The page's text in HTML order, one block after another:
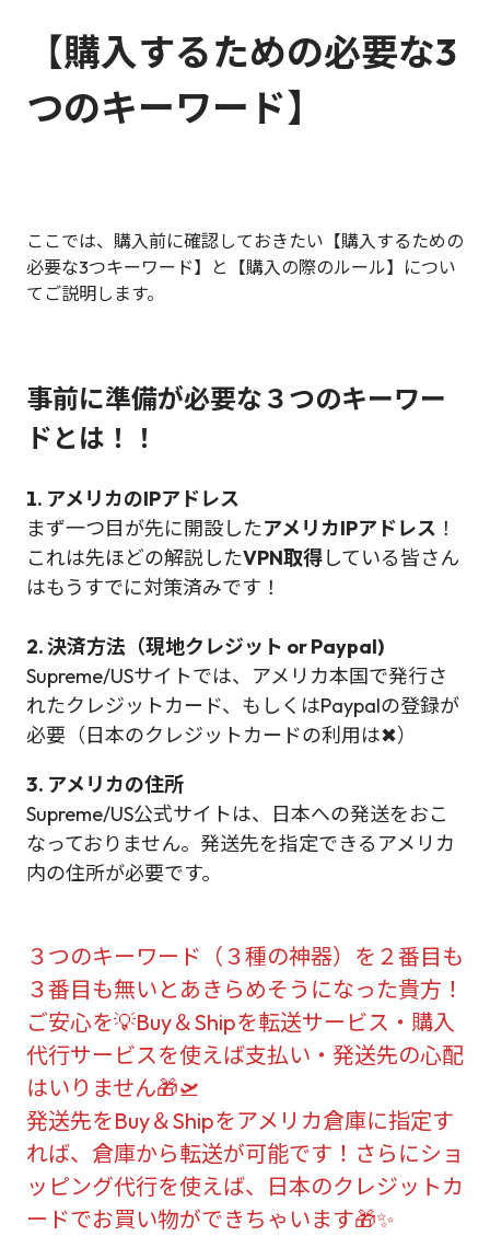
【購入するための必要な3
つのキーワード】
ここでは、購入前に確認しておきたい【購入するための
必要な3つキーワード】と【購入の際のルール】につい
てご説明します。
事前に準備が必要な３つのキーワー
ドとは！！
1. アメリカのIPアドレス
まず一つ目が先に開設したアメリカIPアドレス ！
これは先ほどの解説したVPN取得している皆さん
はもうすでに対策済みです！
2. 決済方法（現地クレジット or Paypal)
Supreme/USサイトでは、アメリカ本国で発行さ
れたクレジットカード、もしくはPaypalの登録が
必要（日本のクレジットカードの利用は✖）
3. アメリカの住所
Supreme/US公式サイトは、日本への発送をおこ
なっておりません。発送先を指定できるアメリカ
内の住所が必要です。
３つのキーワード（３種の神器）を２番目も
３番目も無いとあきらめそうになった貴方！
ご安心を💡Buy＆Shipを転送サービス・購入
代行サービスを使えば支払い・発送先の心配
はいりません🎁🛫
発送先をBuy＆Shipをアメリカ倉庫に指定す
れば、倉庫から転送が可能です！さらにショ
ッピング代行を使えば、日本のクレジットカ
ードでお買い物ができちゃいます🎁✨